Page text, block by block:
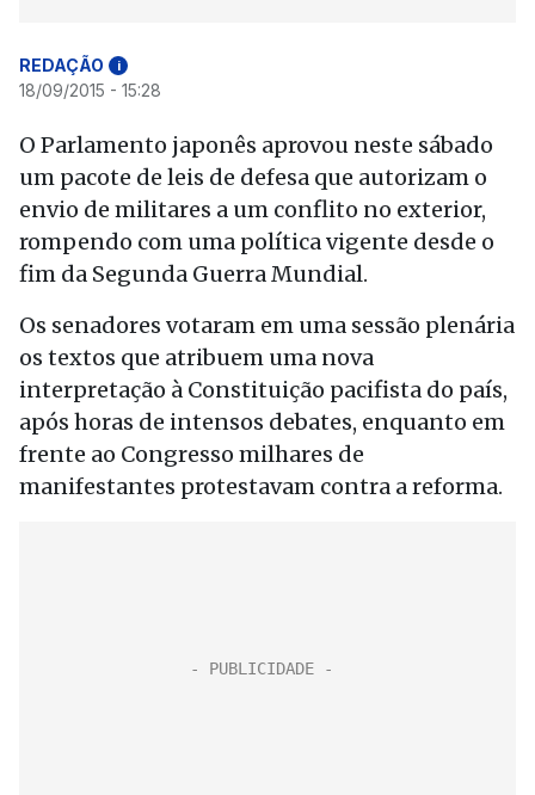
REDAÇÃO i
18/09/2015 - 15:28
O Parlamento japonês aprovou neste sábado
um pacote de leis de defesa que autorizam o
envio de militares a um conflito no exterior,
rompendo com uma política vigente desde o
fim da Segunda Guerra Mundial.
Os senadores votaram em uma sessão plenária
os textos que atribuem uma nova
interpretação à Constituição pacifista do país,
após horas de intensos debates, enquanto em
frente ao Congresso milhares de
manifestantes protestavam contra a reforma.